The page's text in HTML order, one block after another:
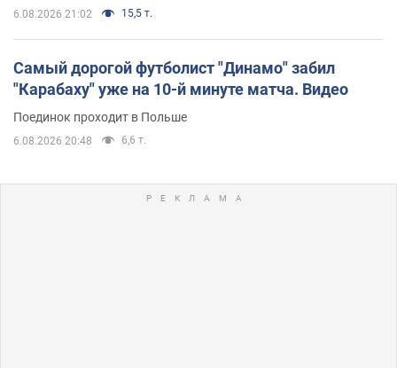
6.08.2026 21:02 15,5 т.
Самый дорогой футболист "Динамо" забил
"Карабаху" уже на 10-й минуте матча. Видео
Поединок проходит в Польше
6.08.2026 20:48 6,6 т.